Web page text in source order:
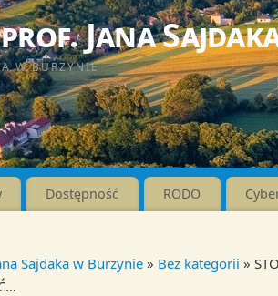
Jana
W BURZYNIE
Dostępność RODO
Sajdaka w Burzynie » Bez kategorii »